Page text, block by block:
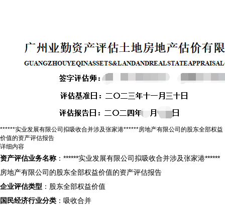
******实业发展有限公司拟吸收合并涉及张家港******房地产有限公司的股东全部权益
价值的资产评估报告
详细内容
资产评估业务名称 ：******实业发展有限公司拟吸收合并涉及张家港******
房地产有限公司的股东全部权益价值的资产评估报告
企业评估类型 ：股东全部权益价值
国民经济行业分类 ：吸收合并